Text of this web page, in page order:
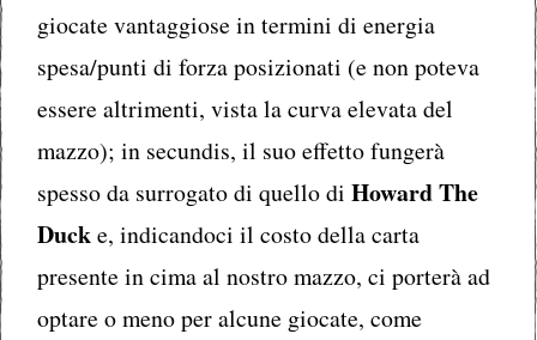
giocate vantaggiose in termini di energia
spesa/punti di forza posizionati (e non poteva
essere altrimenti, vista la curva elevata del
mazzo); in secundis, il suo effetto fungerà
spesso da surrogato di quello diHoward The
Ducke, indicandoci il costo della carta
presente in cima al nostro mazzo, ci porterà ad
optare o meno per alcune giocate, come